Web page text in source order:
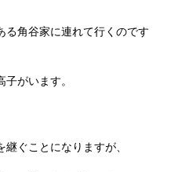
る角谷家に連れて行くのです
がいます。
ぐことになりますが、